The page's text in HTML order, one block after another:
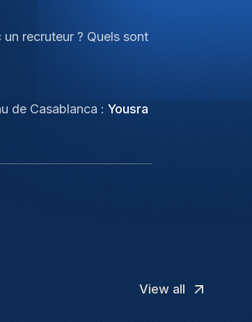
recruteur ? Quels sont
de Casablanca : Yousra
View all